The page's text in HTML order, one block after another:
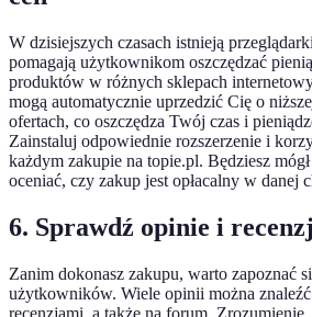
W dzisiejszych czasach istnieją
pomagają użytkownikom oszczędzać
produktów w różnych sklepach
mogą automatycznie uprzedzić Cię o
ofertach, co oszczędza Twój czas i
Zainstaluj odpowiednie rozszerzenie i
każdym zakupie na topie.pl. Będziesz
oceniać, czy zakup jest opłacalny w danej
6. Sprawdź opinie i
Zanim dokonasz zakupu, warto zapoznać
użytkowników. Wiele opinii można znaleźć
recenzjami, a także na forum.